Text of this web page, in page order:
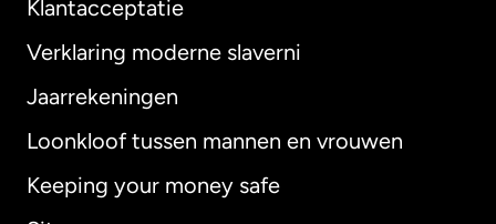
Klantacceptatie
Verklaring moderne slaverni
Jaarrekeningen
Loonkloof tussen mannen en vrouwen
Keeping your money safe
Internationaal English
Australië